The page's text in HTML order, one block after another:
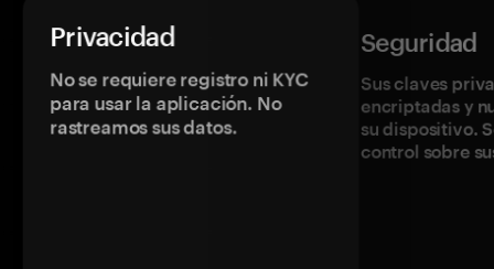
Privacidad
No se requiere registro ni KYC
para usar la aplicación. No
rastreamos sus datos.
Seguridad
Sus claves
encriptadas y
su dispositivo.
control sobre